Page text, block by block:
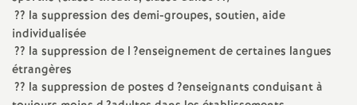
d
e
s
?? la suppression des demi-groupes, soutien, aide
individualisée
?? la suppression de l?enseignement de certaines langues
étrangères
?? la suppression de postes d?enseignants conduisant à